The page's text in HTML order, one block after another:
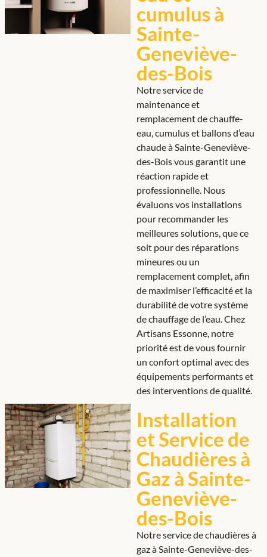
cumulus à
Sainte-
Geneviève-
des-Bois
Notre service de
maintenance et
remplacement de chauffe-
eau, cumulus et ballons d’eau
chaude à Sainte-Geneviève-
des-Bois vous garantit une
réaction rapide et
professionnelle. Nous
évaluons vos installations
pour recommander les
meilleures solutions, que ce
soit pour des réparations
mineures ou un
remplacement complet, afin
de maximiser l’efficacité et la
durabilité de votre système
de chauffage de l’eau. Chez
Artisans Essonne, notre
priorité est de vous fournir
un confort optimal avec des
équipements performants et
des interventions de qualité.
Installation
et Service de
Chaudières à
Gaz à Sainte-
Geneviève-
des-Bois
Notre service de chaudières à
gaz à Sainte-Geneviève-des-